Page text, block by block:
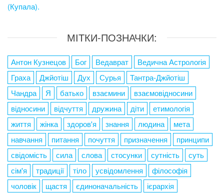
(Купала).
МІТКИ-ПОЗНАЧКИ:
Антон Кузнецов Бог Ведаврат
Ведична Астрологія
Граха
Джйотіш Дух Сурья
Тантра-Джйотіш
Чандра
Я батько взаємини
взаємовідносини
відносини
відчуття дружина діти
етимологія
життя
жінка здоров'я знання людина
мета
навчання
питання почуття призначення
принципи
свідомість
сила слова стосунки сутність
суть
сім'я
традиції тіло усвідомлення
філософія
чоловік
щастя єдиноначальність ієрархія